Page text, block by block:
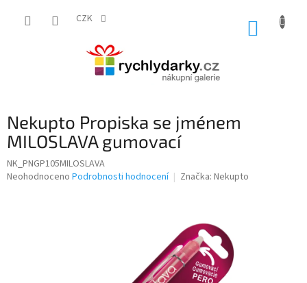
CZK
Nekupto Propiska se jménem
MILOSLAVA gumovací
NK_PNGP105MILOSLAVA
Průměrné
Neohodnoceno Podrobnosti hodnocení Značka: Nekupto